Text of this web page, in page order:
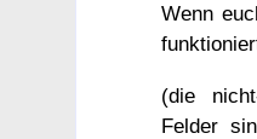
Wenn
(die
Felder